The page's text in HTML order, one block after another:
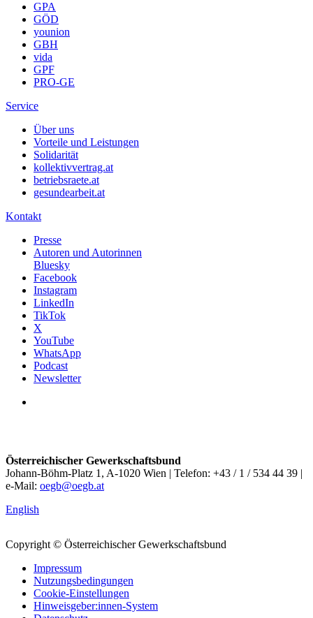
GPA
GÖD
younion
GBH
vida
GPF
PRO-GE
Service
Über uns
Vorteile und Leistungen
Solidarität
kollektivvertrag.at
betriebsraete.at
gesundearbeit.at
Kontakt
Presse
Autoren und Autorinnen
Bluesky
Facebook
Instagram
LinkedIn
TikTok
X
YouTube
WhatsApp
Podcast
Newsletter
Österreichischer Gewerkschaftsbund
Johann-Böhm-Platz 1, A-1020 Wien | Telefon: +43 / 1 / 534 44 39 |
e-Mail: oegb@oegb.at
English
Copyright © Österreichischer Gewerkschaftsbund
Impressum
Nutzungsbedingungen
Cookie-Einstellungen
Hinweisgeber:innen-System